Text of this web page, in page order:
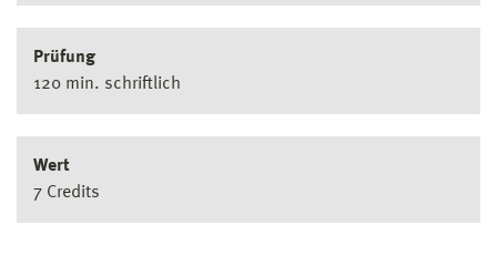
Prüfung
120 min. schriftlich
Wert
7 Credits